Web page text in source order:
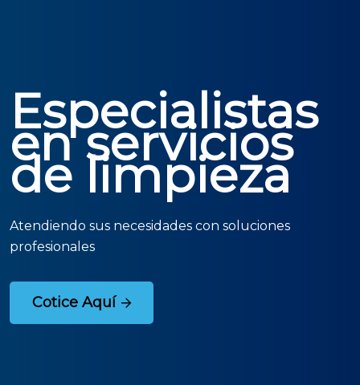
Especialistas
en servicios
de limpieza
Atendiendo sus necesidades con soluciones
profesionales
Cotice Aquí